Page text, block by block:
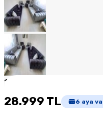
1
28.999 TL 6 aya